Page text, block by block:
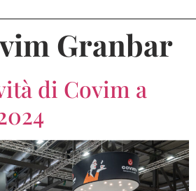
Granbar
di Covim a